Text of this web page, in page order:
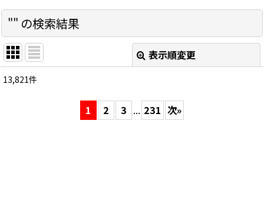
"" の検索結果
表示順変更
商品検索
13,821件
1 2 3 ... 231 次»